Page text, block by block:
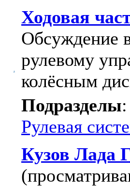
Ходовая
Обсуждение
рулевому
колёсным
Подразделы:
Рулевая
Кузов Лада